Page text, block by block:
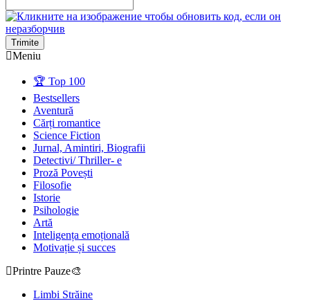
Trimite
Meniu
🏆 Top 100
Bestsellers
Aventură
Cărți romantice
Science Fiction
Jurnal, Amintiri, Biografii
Detectivi/ Thriller- e
Proză Povești
Filosofie
Istorie
Psihologie
Artă
Inteligența emoțională
Motivație și succes
Printre Pauze🎨
Limbi Străine